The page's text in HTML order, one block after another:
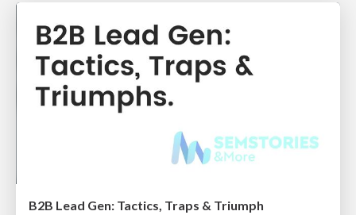
B2B Lead Gen: Tactics, Traps & Triumph